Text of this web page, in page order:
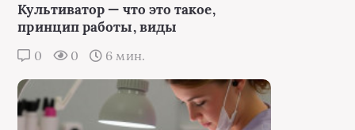
Культиватор — что это такое,
принцип работы, виды
0 0 6 мин.